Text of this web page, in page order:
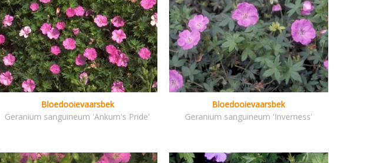
Bloedooievaarsbek
Geranium sanguineum 'Ankum's Pride'
Bloedooievaarsbek
Geranium sanguineum 'Inverness'